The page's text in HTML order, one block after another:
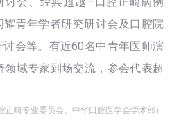
青年学者研究研讨会及口腔院
会等。有近60名中青年医师演
域专家到场交流，参会代表超
正畸专业委员会、中华口腔医学会学术部）